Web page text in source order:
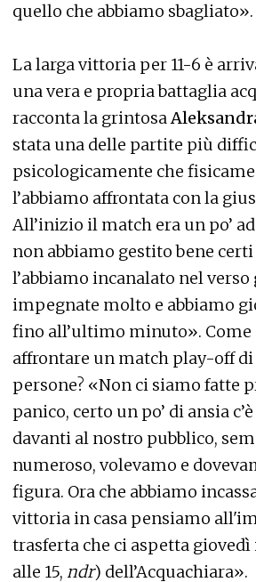
quello che abbiamo sbagliato».
La larga vittoria per 11-6 è
una vera e propria battaglia
racconta la grintosa
stata una delle partite più
psicologicamente che
l’abbiamo affrontata con la
All’inizio il match era un po’
non abbiamo gestito bene
l’abbiamo incanalato nel
impegnate molto e abbiamo
fino all’ultimo minuto». Come
affrontare un match play-off di
persone? «Non ci siamo fatte
panico, certo un po’ di ansia
davanti al nostro pubblico,
numeroso, volevamo e
figura. Ora che abbiamo
vittoria in casa pensiamo
trasferta che ci aspetta giovedì
alle 15, ndr) dell’Acquachiara».